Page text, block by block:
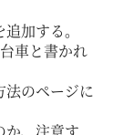
加する。
車と書かれ
法のページに
か、注意す